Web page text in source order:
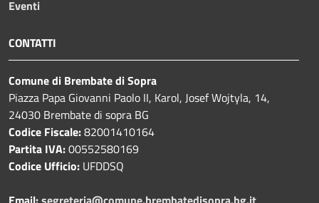
Eventi
CONTATTI
Comune di Brembate di Sopra
Piazza Papa Giovanni Paolo II, Karol, Josef Wojtyla, 14,
24030 Brembate di sopra BG
Codice Fiscale:82001410164
Partita IVA:00552580169
Codice Ufficio: UFDDSQ